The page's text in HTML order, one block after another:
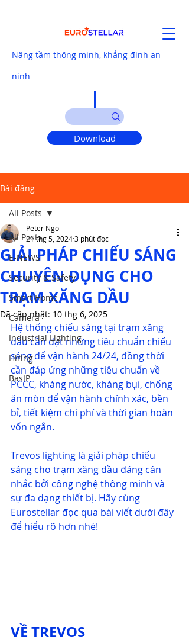
Nâng tầm thông minh, khẳng định an
ninh
Download
Bài đăng
All Posts
E-NEWS
Security & Safety
Smart Home
Camera
Industrial Lighting
Hiring
BasIP
All Posts
GIẢI PHÁP CHIẾU SÁNG
CHUYÊN DỤNG CHO
TRẠM XĂNG DẦU
Peter Ngo
21 thg 5, 20243 phút đọc
Đã cập nhật: 10 thg 6, 2025
Hệ thống chiếu sáng tại trạm xăng
dầu cần đạt những tiêu chuẩn chiếu
sáng để vận hành 24/24, đồng thời
cần đáp ứng những tiêu chuẩn về
PCCC, kháng nước, kháng bụi, chống
ăn mòn để vận hành chính xác, bền
bỉ, tiết kiệm chi phí và thời gian hoàn
vốn ngắn.
Trevos lighting là giải pháp chiếu
sáng cho trạm xăng dầu đáng cân
nhắc bởi công nghệ thông minh và
sự đa dạng thiết bị. Hãy cùng
Eurostellar đọc qua bài viết dưới đây
để hiểu rõ hơn nhé!
VỀ TREVOS